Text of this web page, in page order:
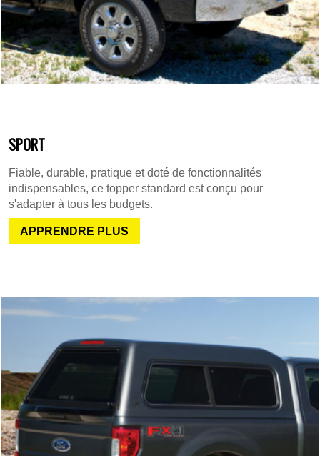
SPORT
Fiable, durable, pratique et doté de fonctionnalités
indispensables, ce topper standard est conçu pour
s'adapter à tous les budgets.
APPRENDRE PLUS